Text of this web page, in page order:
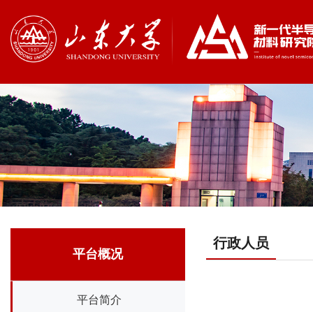
平台概况
平台简介
行政人员